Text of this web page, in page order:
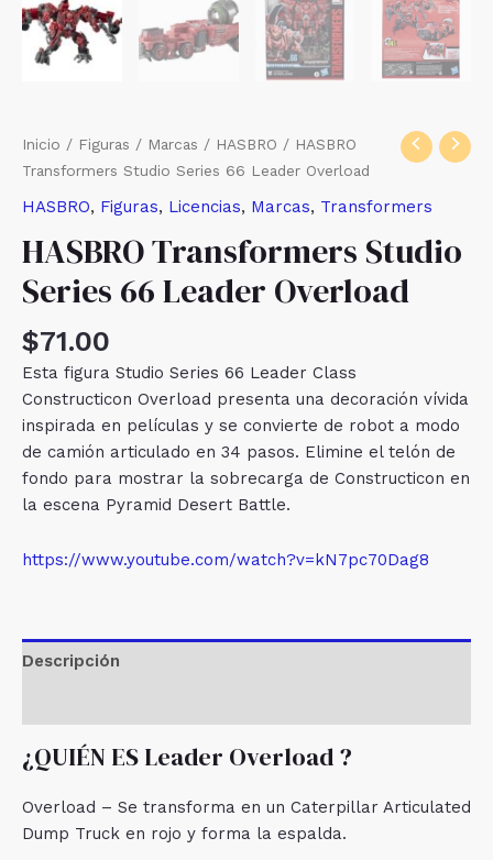
Inicio / Figuras / Marcas / HASBRO / HASBRO
Transformers Studio Series 66 Leader Overload
HASBRO, Figuras, Licencias, Marcas, Transformers
HASBRO Transformers Studio
Series 66 Leader Overload
$71.00
Esta figura Studio Series 66 Leader Class
Constructicon Overload presenta una decoración vívida
inspirada en películas y se convierte de robot a modo
de camión articulado en 34 pasos. Elimine el telón de
fondo para mostrar la sobrecarga de Constructicon en
la escena Pyramid Desert Battle.
https://www.youtube.com/watch?v=kN7pc70Dag8
Descripción
¿QUIÉN ES Leader Overload ?
Overload – Se transforma en un Caterpillar Articulated
Dump Truck en rojo y forma la espalda.